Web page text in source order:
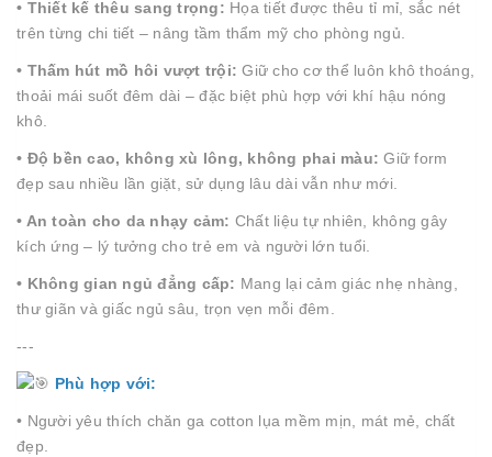
• Thiết kế thêu sang trọng: Họa tiết được thêu tỉ mỉ, sắc nét
trên từng chi tiết – nâng tầm thẩm mỹ cho phòng ngủ.
• Thấm hút mồ hôi vượt trội: Giữ cho cơ thể luôn khô thoáng,
thoải mái suốt đêm dài – đặc biệt phù hợp với khí hậu nóng
khô.
• Độ bền cao, không xù lông, không phai màu:Giữ form
đẹp sau nhiều lần giặt, sử dụng lâu dài vẫn như mới.
• An toàn cho da nhạy cảm: Chất liệu tự nhiên, không gây
kích ứng – lý tưởng cho trẻ em và người lớn tuổi.
• Không gian ngủ đẳng cấp: Mang lại cảm giác nhẹ nhàng,
thư giãn và giấc ngủ sâu, trọn vẹn mỗi đêm.
---
Phù hợp với:
• Người yêu thích chăn ga cotton lụa mềm mịn, mát mẻ, chất
đẹp.